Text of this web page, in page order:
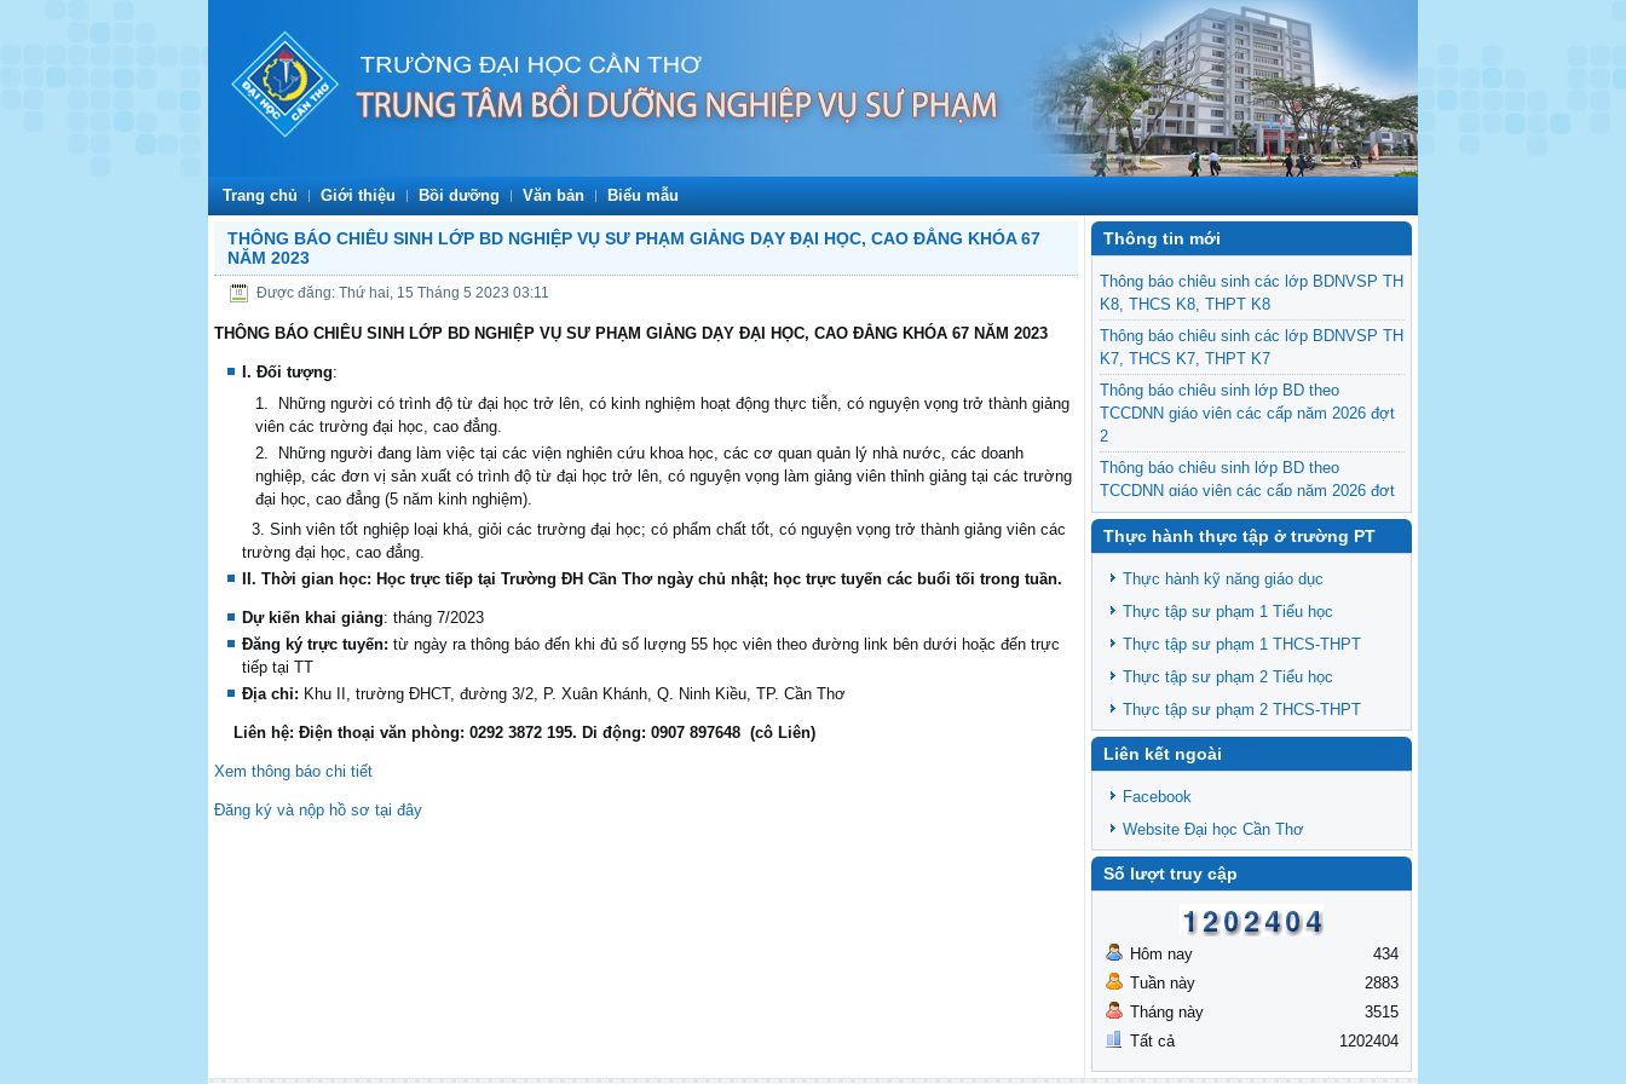
Trang chủ Giới thiệu Bồi dưỡng Văn bản Biểu mẫu
THÔNG BÁO CHIÊU SINH LỚP BD NGHIỆP VỤ SƯ PHẠM GIẢNG DẠY ĐẠI HỌC, CAO ĐẲNG KHÓA 67
NĂM 2023
Được đăng: Thứ hai, 15 Tháng 5 2023 03:11
THÔNG BÁO CHIÊU SINH LỚP BD NGHIỆP VỤ SƯ PHẠM GIẢNG DẠY ĐẠI HỌC, CAO ĐẲNG KHÓA 67 NĂM 2023
I. Đối tượng:
Những người có trình độ từ đại học trở lên, có kinh nghiệm hoạt động thực tiễn, có nguyện vọng trở thành giảng
viên các trường đại học, cao đẳng.
Những người đang làm việc tại các viện nghiên cứu khoa học, các cơ quan quản lý nhà nước, các doanh
nghiệp, các đơn vị sản xuất có trình độ từ đại học trở lên, có nguyện vọng làm giảng viên thỉnh giảng tại các trường
đại học, cao đẳng (5 năm kinh nghiệm).
3. Sinh viên tốt nghiệp loại khá, giỏi các trường đại học; có phẩm chất tốt, có nguyện vọng trở thành giảng viên các
trường đại học, cao đẳng.
II. Thời gian học: Học trực tiếp tại Trường ĐH Cần Thơ ngày chủ nhật; học trực tuyến các buổi tối trong tuần.
Dựkiến khai giảng: tháng 7/2023
Đăng ký trực tuyến: từ ngày ra thông báo đến khi đủ số lượng 55 học viên theo đường link bên dưới hoặc đến trực
tiếp tại TT
Địa chỉ: Khu II, trường ĐHCT, đường 3/2, P. Xuân Khánh, Q. Ninh Kiều, TP. Cần Thơ
Liên hệ: Điện thoại văn phòng: 0292 3872 195. Di động: 0907 897648 (cô Liên)
Xem thông báo chi tiết
Đăng ký và nộp hồ sơ tại đây
Thông tin mới
Thông báo chiêu sinh các lớp BDNVSP TH
K8, THCS K8, THPT K8
Thông báo chiêu sinh các lớp BDNVSP TH
K7, THCS K7, THPT K7
Thông báo chiêu sinh lớp BD theo
TCCDNN giáo viên các cấp năm 2026 đợt
2
Thông báo chiêu sinh lớp BD theo
TCCDNN giáo viên các cấp năm 2026 đợt
1
Thông báo chiêu sinh lớp BD theo
TCCDNN giảng viên đại học khóa 19
Thông báo chiêu sinh lớp BD theo
TCCDNN giáo viên các cấp năm 2025 đợt
Thông báo chiêu sinh các lớp BDNVSP TH
K6, THCS K6, THPT K6
Thông báo chiêu sinh lớp BD NVSP cấp
chứng nhận khóa 4 năm 2025
Thông báo chiêu sinh lớp BD NVSP dạy
nhận khóa 03
Thông báo tổng khai giảng các lớp
BDNVSP TH K5, THCS K5, THPT K5
Thực hành thực tập ở trường PT
Thực hành kỹ năng giáo dục
Thực tập sư phạm 1 Tiểu học
Thực tập sư phạm 1 THCS-THPT
Thực tập sư phạm 2 Tiểu học
Thực tập sư phạm 2 THCS-THPT
Liên kết ngoài
Facebook
Website Đại học Cần Thơ
Số lượt truy cập
Hôm nay
Tuần này
Tháng này
Tất cả
434
2883
3515
1202404